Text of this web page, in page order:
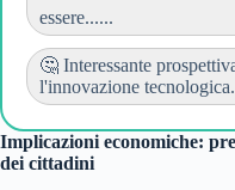
essere......
🤔 Interessante
l'innovazione
Implicazioni economiche:
dei cittadini